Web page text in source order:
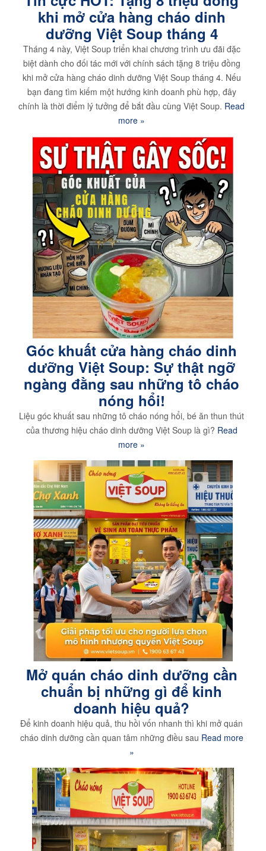
khi mở cửa hàng cháo dinh
dưỡng Việt Soup tháng 4
Tháng 4 này, Việt Soup triển khai chương trình ưu đãi đặc
biệt dành cho đối tác mới với chính sách tặng 8 triệu đồng
khi mở cửa hàng cháo dinh dưỡng Việt Soup tháng 4. Nếu
bạn đang tìm kiếm một hướng kinh doanh phù hợp, đây
chính là thời điểm lý tưởng để bắt đầu cùng Việt Soup. Read
more »
Góc khuất cửa hàng cháo dinh
dưỡng Việt Soup: Sự thật ngỡ
ngàng đằng sau những tô cháo
nóng hổi!
Liệu góc khuất sau những tô cháo nóng hổi, bé ăn thun thút
của thương hiệu cháo dinh dưỡng Việt Soup là gì? Read
more »
Mở quán cháo dinh dưỡng cần
chuẩn bị những gì để kinh
doanh hiệu quả?
Để kinh doanh hiệu quả, thu hồi vốn nhanh thì khi mở quán
cháo dinh dưỡng cần quan tâm những điều sau Read more
»